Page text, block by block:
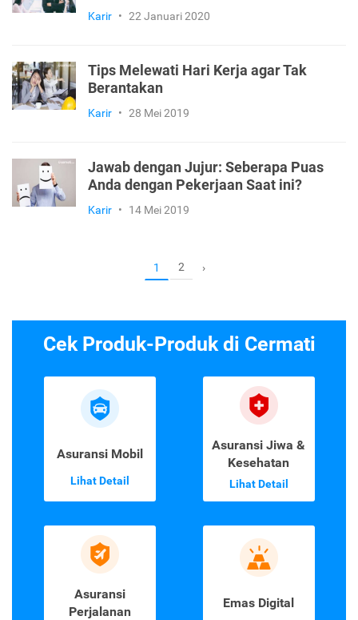
Karir • 22 Januari 2020
Tips Melewati Hari Kerja agar Tak
Berantakan
Karir • 28 Mei 2019
Jawab dengan Jujur: Seberapa Puas
Anda dengan Pekerjaan Saat ini?
Karir • 14 Mei 2019
1 2 ›
Cek Produk-Produk di Cermati
Asuransi Mobil
Lihat Detail
Asuransi Jiwa &
Kesehatan
Lihat Detail
Asuransi
Perjalanan
Emas Digital